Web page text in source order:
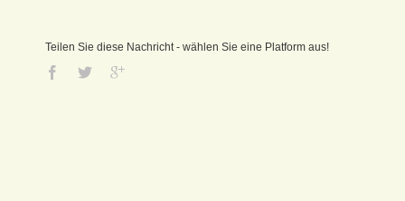
Teilen Sie diese Nachricht - wählen Sie eine Platform aus!